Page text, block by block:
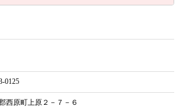
0125
西原町上原２－７－６